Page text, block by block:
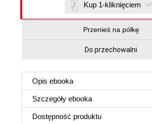
Kup 1-kliknięciem
Przenieś na półkę
Do przechowalni
Opis ebooka
Szczegóły ebooka
Dostępność produktu